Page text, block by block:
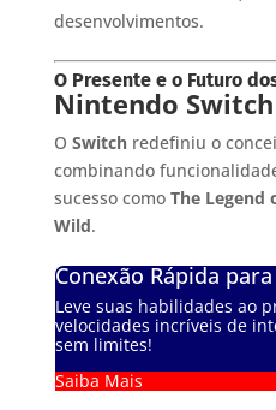
desenvolvimentos.
O Presente e o Futuro
Nintendo Switch
O Switchredefiniu o
combinando
sucesso como The Legend
Wild.
Conexão Rápida
Leve suas habilidades ao
velocidades incríveis de
sem limites!
Saiba Mais